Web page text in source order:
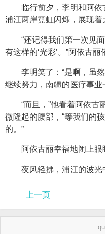
临行前夕，李明和阿依
浦江两岸霓虹闪烁，展现着
“还记得我们第一次见
有这样的‘光彩’。”阿依古丽
李明笑了：“是啊，虽
继续努力，南疆的医疗事业
“而且，”他看着阿依古
微隆起的腹部，“等我们的
的。”
阿依古丽幸福地闭上眼
夜风轻拂，浦江的波光
上一页